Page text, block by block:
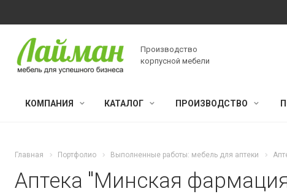
Производство
корпусной мебели
КОМПАНИЯ КАТАЛОГ ПРОИЗВОДСТВО
Главная Портфолио Выполненные работы: мебель для аптеки
Аптека "Минская